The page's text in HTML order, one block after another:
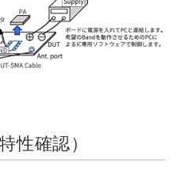
性確認）